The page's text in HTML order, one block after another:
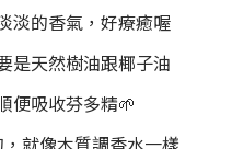
淡的香氣，好療癒喔
是天然樹油跟椰子油
便吸收芬多精🌱
就像木質調香水一樣